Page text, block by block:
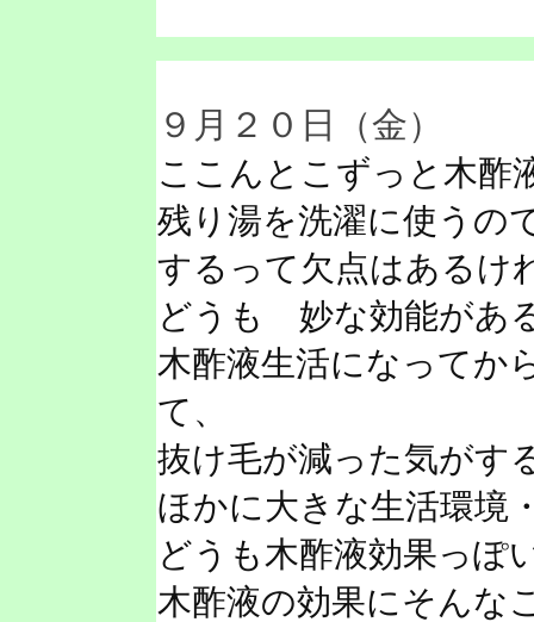
９月２０日（金）
ここんとこずっと木酢
残り湯を洗濯に使うの
するって欠点はあるけ
どうも 妙な効能があ
木酢液生活になって
て、
抜け毛が減った気がす
ほかに大きな生活環境
どうも木酢液効果っぽ
木酢液の効果にそんな